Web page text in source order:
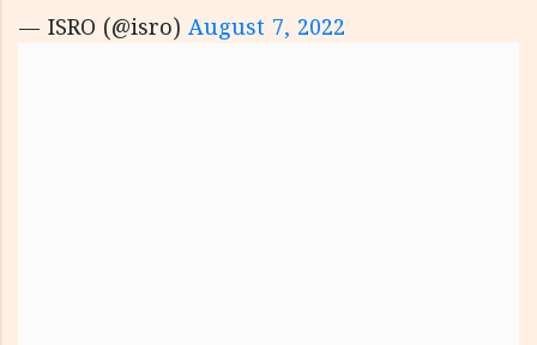
— ISRO (@isro) August 7, 2022